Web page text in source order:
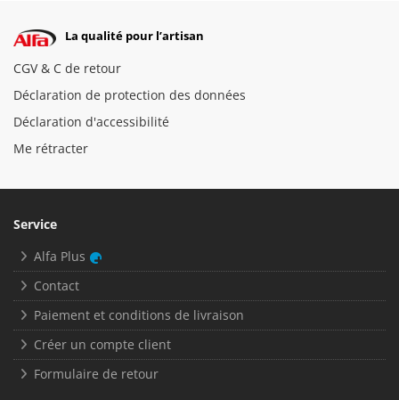
La qualité pour l’artisan
CGV & C de retour
Déclaration de protection des données
Déclaration d'accessibilité
Me rétracter
Service
Alfa Plus
Contact
Paiement et conditions de livraison
Créer un compte client
Formulaire de retour